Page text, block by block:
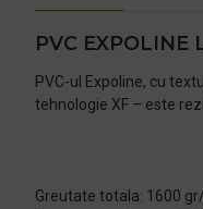
PVC EXPOLINE
PVC-ul Expoline, cu
tehnologie XF – este
Greutate totala: 1600